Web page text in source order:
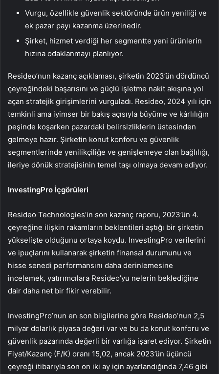
Vurgu, özellikle güvenlik sektöründe ürün yeniliği ve
ek pazar payı kazanma üzerinedir.
Şirket, hizmet verdiği her segmentte yeni ürünlerin
hızına odaklanmayı planlıyor.
Resideo’nun kazanç açıklaması, şirketin 2023’ün dördüncü
çeyreğindeki başarısını ve güçlü işletme nakit akışına yol
açan stratejik girişimlerini vurguladı. Resideo, 2024 yılı için
temkinli ama iyimser bir bakış açısıyla büyüme ve kârlılığın
peşinde koşarken pazardaki belirsizliklerin üstesinden
gelmeye hazır. Şirketin konut konforu ve güvenlik
segmentlerinde yenilikçiliğe ve genişlemeye olan bağlılığı,
ileriye dönük stratejisinin temel taşı olmaya devam ediyor.
InvestingPro İçgörüleri
Resideo Technologies’in son kazanç raporu, 2023’ün 4.
çeyreğine ilişkin rakamların beklentileri aştığı bir şirketin
yükselişte olduğunu ortaya koydu. InvestingPro verilerini
ve ipuçlarını kullanarak şirketin finansal durumunu ve
hisse senedi performansını daha derinlemesine
incelemek, yatırımcılara Resideo’yu nelerin beklediğine
dair daha net bir fikir verebilir.
InvestingPro’nun en son bilgilerine göre Resideo’nun 2,5
milyar dolarlık piyasa değeri var ve bu da konut konforu ve
güvenlik pazarında değerli bir varlığa işaret ediyor. Şirketin
Fiyat/Kazanç (F/K) oranı 15,02, ancak 2023’ün üçüncü
çeyreği itibarıyla son on iki ay için ayarlandığında 7,46 gibi